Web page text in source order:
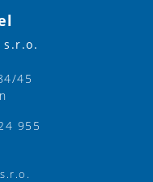
s.r.o.
45
955